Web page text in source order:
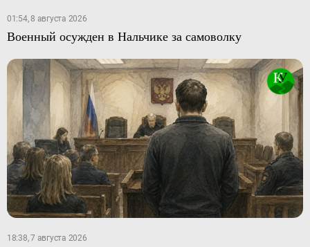
01:54, 8 августа 2026
Военный осужден в Нальчике за самоволку
18:38, 7 августа 2026